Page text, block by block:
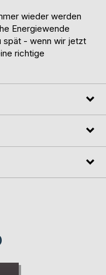
wieder werden
Energiewende
spät - wenn wir jetzt
richtige